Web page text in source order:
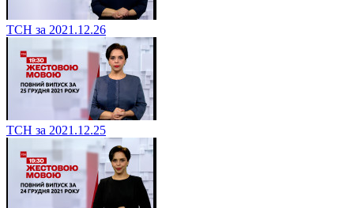
ТСН за 2021.12.26
ТСН за 2021.12.25